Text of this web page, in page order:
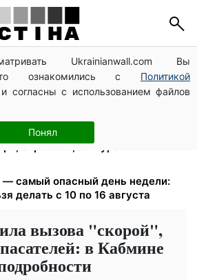
Ukrainianwall.com Вы
ознакомились с Политикой
и согласны с использованием файлов
Понял
до 124,89 грн за куб:
двойное повышение с
— 12 августа, а 16-е изменит
на 10–16 августа
евро — 51,34: курс валют в
— самый опасный день недели:
делать с 10 по 16 августа
вызова "скорой",
в Кабмине